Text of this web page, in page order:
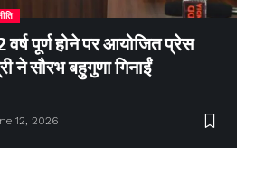
पूर्ण होने पर आयोजित प्रेस
ने सौरभ बहुगुणा गिनाईं
12, 2026